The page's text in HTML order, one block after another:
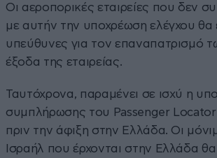
Οι αεροπορικές εταιρείες που δεν
με αυτήν την υποχρέωση ελέγχου θα
υπεύθυνες για τον επαναπατρισμό
έξοδα της εταιρείας.
Ταυτόχρονα, παραμένει σε ισχύ η
συμπλήρωσης του Passenger
πριν την άφιξη στην Ελλάδα. Οι
Ισραήλ που έρχονται στην Ελλάδα θα